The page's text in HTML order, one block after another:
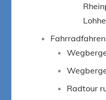
Radtour